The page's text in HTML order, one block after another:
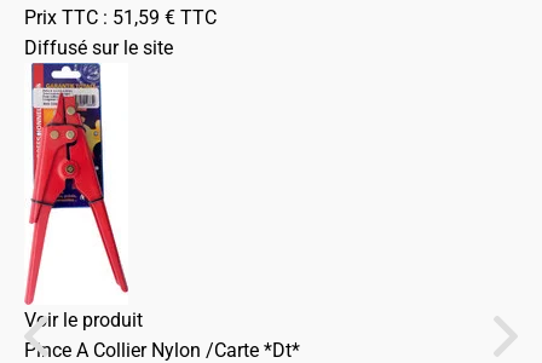
Prix TTC : 51,59 € TTC
Diffusé sur le site
Voir le produit
Pince A Collier Nylon /Carte *Dt*